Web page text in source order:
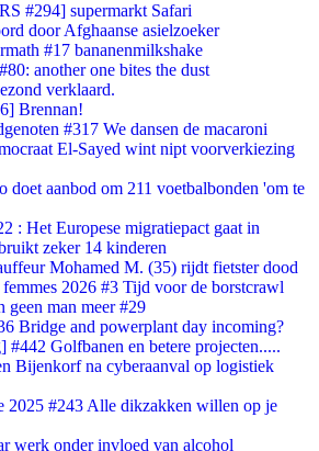
#294] supermarkt Safari
door Afghaanse asielzoeker
#17 bananenmilkshake
another one bites the dust
verklaard.
Brennan!
#317 We dansen de macaroni
El-Sayed wint nipt voorverkiezing
doet aanbod om 211 voetbalbonden 'om te
: Het Europese migratiepact gaat in
zeker 14 kinderen
Mohamed M. (35) rijdt fietster dood
2026 #3 Tijd voor de borstcrawl
man meer #29
Bridge and powerplant day incoming?
Golfbanen en betere projecten.....
Bijenkorf na cyberaanval op logistiek
2025 #243 Alle dikzakken willen op je
werk onder invloed van alcohol